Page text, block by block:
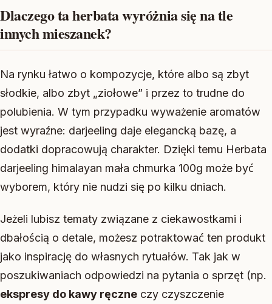
Dlaczego ta herbata wyróżnia się na tle
innych mieszanek?
Na rynku łatwo o kompozycje, które albo są zbyt
słodkie, albo zbyt „ziołowe” i przez to trudne do
polubienia. W tym przypadku wyważenie aromatów
jest wyraźne: darjeeling daje elegancką bazę, a
dodatki dopracowują charakter. Dzięki temu Herbata
darjeeling himalayan mała chmurka 100g może być
wyborem, który nie nudzi się po kilku dniach.
Jeżeli lubisz tematy związane z ciekawostkami i
dbałością o detale, możesz potraktować ten produkt
jako inspirację do własnych rytuałów. Tak jak w
poszukiwaniach odpowiedzi na pytania o sprzęt (np.
ekspresy do kawy ręczne czy czyszczenie